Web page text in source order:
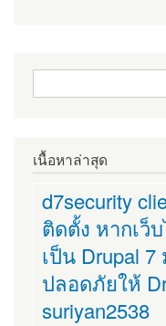
ฟอร์มค้นหา
เนื้อหาล่าสุด
d7security
ติดตั้ง หากเว็
เป็น Drupal
ปลอดภัยให้
suriyan2538